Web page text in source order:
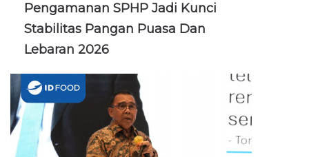
Pengamanan SPHP Jadi Kunci
Stabilitas Pangan Puasa Dan
Lebaran 2026